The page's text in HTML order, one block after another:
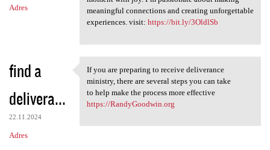
Adres
meaningful connections and creating unforgettable
experiences. visit: https://bit.ly/3OldlSb
find a
delivera...
22.11.2024
Adres
If you are preparing to
If you are preparing to receive deliverance
ministry, there are several steps you can take
to help make the process more effective
https://RandyGoodwin.org